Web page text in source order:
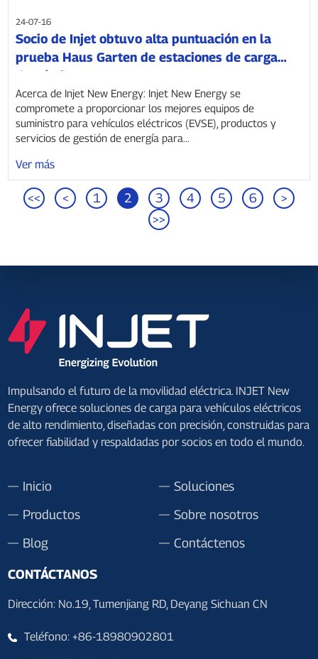
24-07-16
Socio de Injet obtuvo alta puntuación en la
prueba Haus Garten de estaciones de carga
domésticas
Acerca de Injet New Energy: Injet New Energy se
compromete a proporcionar los mejores equipos de
suministro para vehículos eléctricos (EVSE), productos y
servicios de gestión de energía para...
Ver más
<< < 1 2 3 4 5 6
>
>>
Impulsando el futuro de la movilidad eléctrica. INJET New
Energy ofrece soluciones de carga para vehículos eléctricos
de alto rendimiento, diseñadas con precisión, construidas para
ofrecer fiabilidad y respaldadas por socios en todo el mundo.
Inicio
Soluciones
Productos
Sobre nosotros
Blog
Contáctenos
CONTÁCTANOS
Dirección: No.19, Tumenjiang RD, Deyang Sichuan CN
Teléfono: +86-18980902801